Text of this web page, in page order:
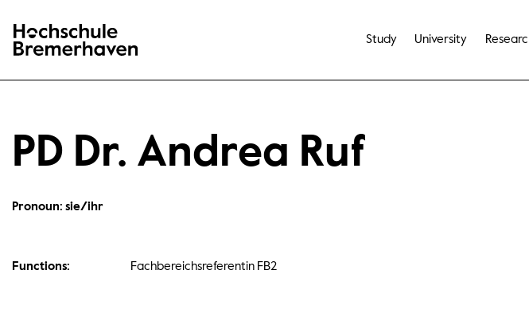
Hochschule Bremerhaven
Study University
PD Dr. Andrea Ruf
Pronoun: sie/ihr
Functions: Fachbereichsreferentin FB2